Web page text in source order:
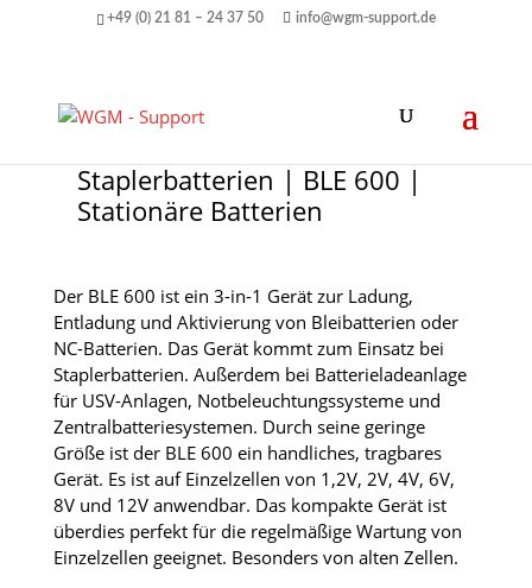
+49 (0) 21 81 – 24 37 50 info@wgm-support.de
Staplerbatterien | BLE 600 |
Stationäre Batterien
Der BLE 600 ist ein 3-in-1 Gerät zur Ladung,
Entladung und Aktivierung von Bleibatterien oder
NC-Batterien. Das Gerät kommt zum Einsatz bei
Staplerbatterien. Außerdem bei Batterieladeanlage
für USV-Anlagen, Notbeleuchtungssysteme und
Zentralbatteriesystemen. Durch seine geringe
Größe ist der BLE 600 ein handliches, tragbares
Gerät. Es ist auf Einzelzellen von 1,2V, 2V, 4V, 6V,
8V und 12V anwendbar. Das kompakte Gerät ist
überdies perfekt für die regelmäßige Wartung von
Einzelzellen geeignet. Besonders von alten Zellen.